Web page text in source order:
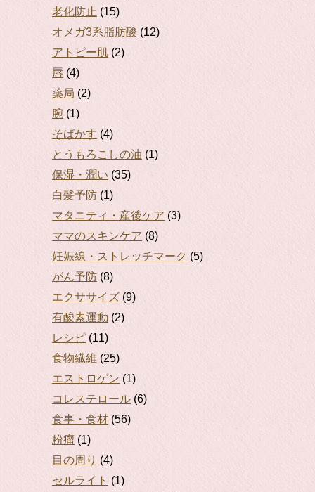
老化防止 (15)
オメガ3系脂肪酸 (12)
アトピー肌 (2)
唇 (4)
薬局 (2)
腕 (1)
そばかす (4)
とうもろこしの油 (1)
保湿・潤い (35)
白髪予防 (1)
マタニティ・産後ケア (3)
ママのスキンケア (8)
妊娠線・ストレッチマーク (5)
がん予防 (8)
エクササイズ (9)
有酸素運動 (2)
レシピ (11)
食物繊維 (25)
エストロゲン (1)
コレステロール (6)
食事・食材 (56)
粉瘤 (1)
目の周り (4)
セルライト (1)